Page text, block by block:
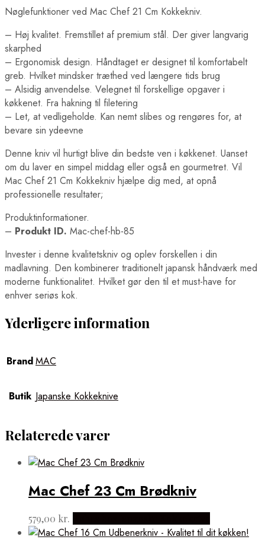
Nøglefunktioner ved Mac Chef 21 Cm Kokkekniv.
– Høj kvalitet. Fremstillet af premium stål. Der giver langvarig
skarphed
– Ergonomisk design. Håndtaget er designet til komfortabelt
greb. Hvilket mindsker træthed ved længere tids brug
– Alsidig anvendelse. Velegnet til forskellige opgaver i
køkkenet. Fra hakning til filetering
– Let, at vedligeholde. Kan nemt slibes og rengøres for, at
bevare sin ydeevne
Denne kniv vil hurtigt blive din bedste ven i køkkenet. Uanset
om du laver en simpel middag eller også en gourmetret. Vil
Mac Chef 21 Cm Kokkekniv hjælpe dig med, at opnå
professionelle resultater;
Produktinformationer.
– Produkt ID. Mac-chef-hb-85
Invester i denne kvalitetskniv og oplev forskellen i din
madlavning. Den kombinerer traditionelt japansk håndværk med
moderne funktionalitet. Hvilket gør den til et must-have for
enhver seriøs kok.
Yderligere information
BrandMAC
Butik Japanske Kokkeknive
Relaterede varer
Mac Chef 23 Cm Brødkniv
579,00 kr.